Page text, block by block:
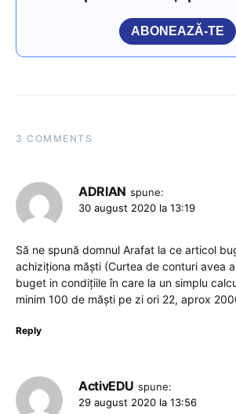
ABONEAZĂ-TE
3 COMMENTS
ADRIAN spune:
30 august 2020 la 13:19
Să ne spună domnul Arafat la ce articol
achiziționa măști (Curtea de conturi avea
buget in condițiile în care la un simplu
minim 100 de măști pe zi ori 22, aprox
Reply
ActivEDU spune:
29 august 2020 la 13:56